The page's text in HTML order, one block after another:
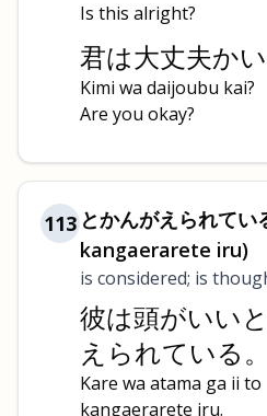
Is this alright?
君は大丈夫か
Kimi wa daijoubu kai?
Are you okay?
113 とかんがえられてい
kangaerarete iru)
is considered; is
彼は頭がいい
えられている。
Kare wa atama ga ii to
kangaerarete iru.